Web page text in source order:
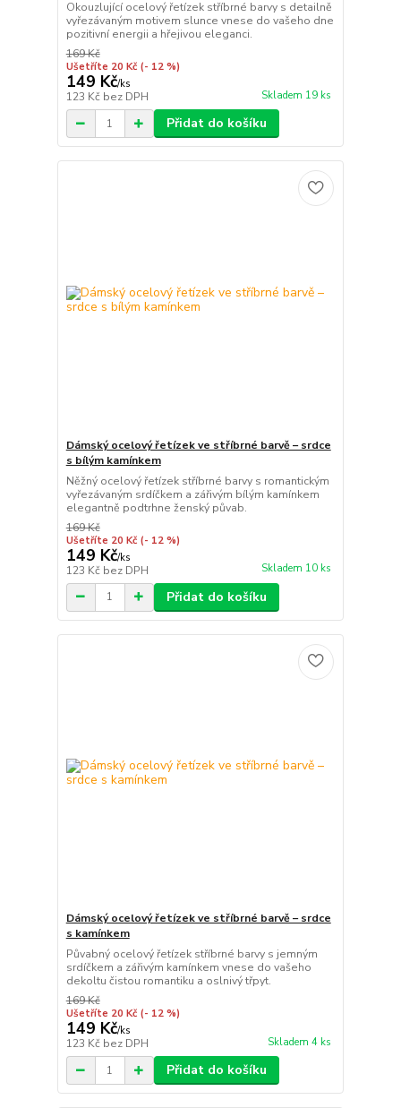
Okouzlující ocelový řetízek stříbrné barvy s detailně
vyřezávaným motivem slunce vnese do vašeho dne
pozitivní energii a hřejivou eleganci.
169 Kč
Ušetříte 20 Kč (- 12 %)
149 Kč/ks
123 Kč bez DPH Skladem 19 ks
Přidat do košíku
Dámský ocelový řetízek ve stříbrné barvě – srdce
s bílým kamínkem
Něžný ocelový řetízek stříbrné barvy s romantickým
vyřezávaným srdíčkem a zářivým bílým kamínkem
elegantně podtrhne ženský půvab.
169 Kč
Ušetříte 20 Kč (- 12 %)
149 Kč/ks
123 Kč bez DPH Skladem 10 ks
Přidat do košíku
Dámský ocelový řetízek ve stříbrné barvě – srdce
s kamínkem
Půvabný ocelový řetízek stříbrné barvy s jemným
srdíčkem a zářivým kamínkem vnese do vašeho
dekoltu čistou romantiku a oslnivý třpyt.
169 Kč
Ušetříte 20 Kč (- 12 %)
149 Kč/ks
123 Kč bez DPH Skladem 4 ks
Přidat do košíku